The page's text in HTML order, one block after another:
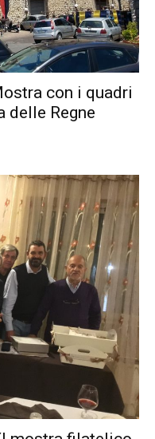
con i quadri
delle Regne